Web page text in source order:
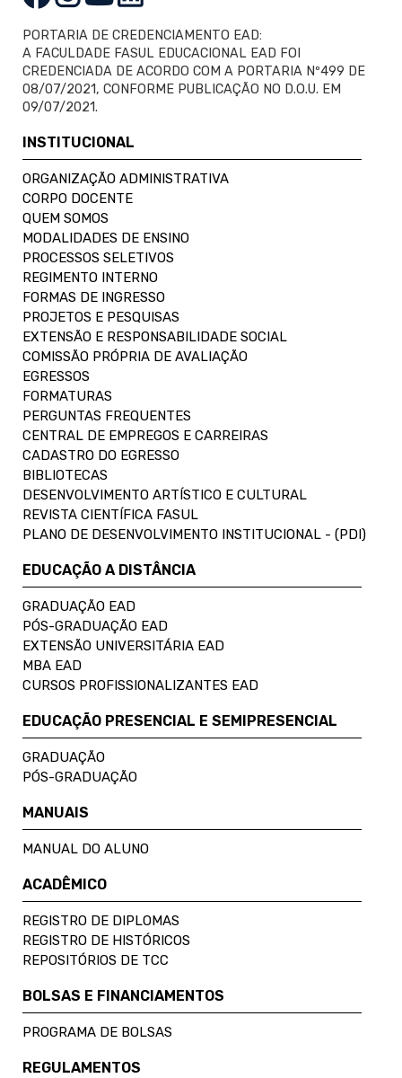
PORTARIA DE CREDENCIAMENTO EAD:
A FACULDADE FASUL EDUCACIONAL EAD FOI
CREDENCIADA DE ACORDO COM A PORTARIA Nº499 DE
08/07/2021, CONFORME PUBLICAÇÃO NO D.O.U. EM
09/07/2021.
INSTITUCIONAL
ORGANIZAÇÃO ADMINISTRATIVA
CORPO DOCENTE
QUEM SOMOS
MODALIDADES DE ENSINO
PROCESSOS SELETIVOS
REGIMENTO INTERNO
FORMAS DE INGRESSO
PROJETOS E PESQUISAS
EXTENSÃO E RESPONSABILIDADE SOCIAL
COMISSÃO PRÓPRIA DE AVALIAÇÃO
EGRESSOS
FORMATURAS
PERGUNTAS FREQUENTES
CENTRAL DE EMPREGOS E CARREIRAS
CADASTRO DO EGRESSO
BIBLIOTECAS
DESENVOLVIMENTO ARTÍSTICO E CULTURAL
REVISTA CIENTÍFICA FASUL
PLANO DE DESENVOLVIMENTO INSTITUCIONAL - (PDI)
EDUCAÇÃO A DISTÂNCIA
GRADUAÇÃO EAD
PÓS-GRADUAÇÃO EAD
EXTENSÃO UNIVERSITÁRIA EAD
MBA EAD
CURSOS PROFISSIONALIZANTES EAD
EDUCAÇÃO PRESENCIAL E SEMIPRESENCIAL
GRADUAÇÃO
PÓS-GRADUAÇÃO
MANUAIS
MANUAL DO ALUNO
ACADÊMICO
REGISTRO DE DIPLOMAS
REGISTRO DE HISTÓRICOS
REPOSITÓRIOS DE TCC
BOLSAS E FINANCIAMENTOS
PROGRAMA DE BOLSAS
REGULAMENTOS